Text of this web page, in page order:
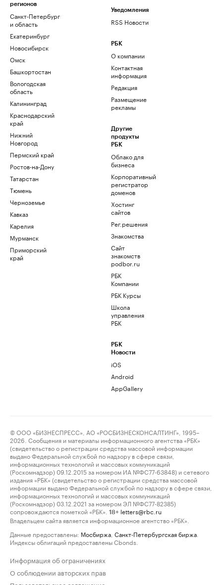
регионов
Санкт-Петербург
и область
Екатеринбург
Новосибирск
Омск
Башкортостан
Вологодская
область
Калининград
Краснодарский
край
Нижний
Новгород
Пермский край
Ростов-на-Дону
Татарстан
Тюмень
Черноземье
Кавказ
Карелия
Мурманск
Приморский
край
Уведомления
RSS Новости
РБК
О компании
Контактная
информация
Редакция
Размещение
рекламы
Другие
продукты
РБК
Облако для
бизнеса
Корпоративный
регистратор
доменов
Хостинг
сайтов
Рег.решения
Знакомства
Сайт
знакомств
podbor.ru
РБК
Компании
РБК Курсы
Школа
управления
РБК
РБК
Новости
iOS
Android
AppGallery
© ООО «БИЗНЕСПРЕСС», АО «РОСБИЗНЕСКОНСАЛТИНГ», 1995–
2026. Сообщения и материалы информационного агентства «РБК»
(свидетельство о регистрации средства массовой информации
выдано Федеральной службой по надзору в сфере связи,
информационных технологий и массовых коммуникаций
(Роскомнадзор) 09.12.2015 за номером ИА №ФС77-63848) и сетевого
издания «РБК» (свидетельство о регистрации средства массовой
информации выдано Федеральной службой по надзору в сфере связи,
информационных технологий и массовых коммуникаций
(Роскомнадзор) 03.12.2021 за номером ЭЛ №ФС77-82385)
сопровождаются пометкой «РБК».
18+ letters@rbc.ru
Владельцем сайта является информационное агентство «РБК».
Данные предоставлены: Мосбиржа Санкт-Петербургская биржа
Индексы облигаций предоставлены Cbonds.
Информация об ограничениях
О соблюдении авторских прав